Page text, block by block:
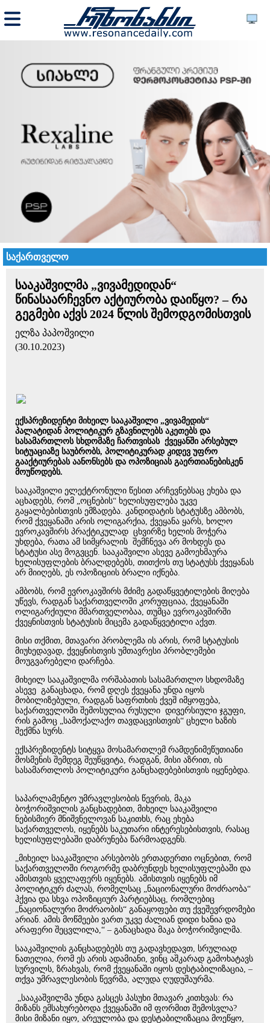
საქართველო
სააკაშვილმა „ვივამედიდან“
წინასაარჩევნო აქტიურობა დაიწყო? – რა
გეგმები აქვს 2024 წლის შემოდგომისთვის
ელზა პაპოშვილი
(30.10.2023)
ექსპრეზიდენტი მიხეილ სააკაშვილი „ვივამედის“
პალატიდან პოლიტიკურ გზავნილებს აკეთებს და
სასამართლოს სხდომაზე ჩართვისას ქვეყანში არსებულ
სიტუაციაზე საუბრობს, პოლიტიკურად კიდევ უფრო
გააქტიურებას აანონსებს და ოპოზიციას გაერთიანებისკენ
მოუწოდებს.
სააკაშვილი ელექტრონული წესით არჩევნებსაც ეხება და
აცხადებს, რომ „ოცნების“ ხელისუფლება უკვე
გაყალბებისთვის ემზადება. კანდიდატის სტატუსზე ამბობს,
რომ ქვეყანაში არის ოლიგარქია, ქვეყანა ყარს, ხოლო
ევროკავშირს პრაქტიკულად ცხვირზე ხელის მოჭერა
უხდება, რათა ამ სიმყრალის შემჩნევა არ მოხდეს და
სტატუსი ასე მოგვცენ. სააკაშვილი ასევე გამოეხმაურა
ხელისუფლების ბრალდებებს, თითქოს თუ სტატუსს ქვეყანას
არ მიიღებს, ეს ოპოზიციის ბრალი იქნება.
ამბობს, რომ ევროკავშირს მძიმე გადაწყვეტილების მიღება
უწევს, რადგან საქართველოში კორუფციაა, ქვეყანაში
ოლიგარქიული მმართველობაა, თუმცა ევროკავშირში
ქვეყნისთვის სტატუსის მიცემა გადაწყვეტილი აქვთ.
მისი თქმით, მთავარი პრობლემა ის არის, რომ სტატუსის
მიუხედავად, ქვეყნისთვის უმთავრესი პრობლემები
მოუგვარებელი დარჩება.
მიხეილ სააკაშვილმა ორშაბათის სასამართლო სხდომაზე
ასევე განაცხადა, რომ დღეს ქვეყანა უნდა იყოს
მობილიზებული, რადგან საფრთხის ქვეშ იმყოფება,
საქართველოში შემოსულია რუსული დივერსიული ჯგუფი,
რის გამოც „სამოქალაქო თავდაცვისთვის“ ცხელი ხაზის
შექმნა სურს.
ექსპრეზიდენტს სიტყვა მოსამართლემ რამდენიმეწუთიანი
მოსმენის შემდეგ შეუწყვიტა, რადგან, მისი აზრით, ის
სასამართლოს პოლიტიკური განცხადებებისთვის იყენებდა.
საპარლამენტო უმრავლესობის წევრის, მაკა
ბოჭორიშვილის განცხადებით, მიხეილ სააკაშვილი
ნებისმიერ მნიშვნელოვან საკითხს, რაც ეხება
საქართველოს, იყენებს საკუთარი ინტერესებისთვის, რასაც
ხელისუფლებაში დაბრუნება წარმოადგენს.
„მიხეილ სააკაშვილი არსებობს ერთადერთი ოცნებით, რომ
საქართველოში როგორმე დაბრუნდეს ხელისუფლებაში და
ამისთვის ყველაფერს იყენებს. ამისთვის იყენებს იმ
პოლიტიკურ ძალას, რომელსაც „ნაციონალური მოძრაობა“
ჰქვია და სხვა ოპოზიციურ პარტიებსაც, რომლებიც
„ნაციონალური მოძრაობის“ განაყოფები თუ ქვეშევრდომები
არიან. ამის მოწმეები ვართ უკვე ძალიან დიდი ხანია და
არაფერი შეცვლილა,“ – განაცხადა მაკა ბოჭორიშვილმა.
სააკაშვილის განცხადებებს თუ გადავხედავთ, სრულიად
ნათელია, რომ ეს არის ადამიანი, ვინც აშკარად გამოხატავს
სურვილს, ზრახვას, რომ ქვეყანაში იყოს დესტაბილიზაცია, –
თქვა უმრავლესობის წევრმა, ალუდა ღუდუშაურმა.
„სააკაშვილმა უნდა გასცეს პასუხი მთავარ კითხვას: რა
მიზანს ემსახურებოდა ქვეყანაში იმ ფორმით შემოსვლა?
მისი მიზანი იყო, არეულობა და დესტაბილიზაცია მოეწყო,